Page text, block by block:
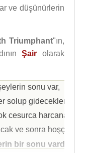
ve düşünürlerin
Triumphant"ın,
Şair olarak
sonu var,
solup gidecekler,
cesurca harcanan,
ve sonra hoşçakal.
bir sonu